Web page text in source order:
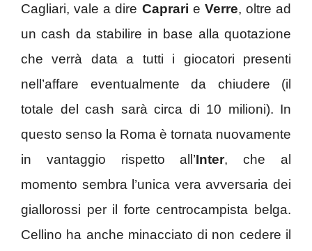
Cagliari, vale a dire Caprari e Verre, oltre ad
un cash da stabilire in base alla quotazione
che verrà data a tutti i giocatori presenti
nell’affare eventualmente da chiudere (il
totale del cash sarà circa di 10 milioni). In
questo senso la Roma è tornata nuovamente
in vantaggio rispetto all’Inter, che al
momento sembra l’unica vera avversaria dei
giallorossi per il forte centrocampista belga.
Cellino ha anche minacciato di non cedere il